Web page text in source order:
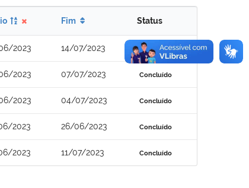
Fim Status
2023 14/07/2023 Concluído
2023 07/07/2023 Concluído
2023 04/07/2023 Concluído
2023 26/06/2023 Concluído
2023 11/07/2023 Concluído